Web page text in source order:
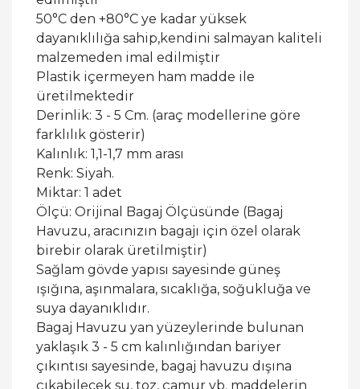
50°C den +80°C ye kadar yüksek
dayanıklılığa sahip,kendini salmayan kaliteli
malzemeden imal edilmiştir
Plastik içermeyen ham madde ile
üretilmektedir
Derinlik: 3 - 5 Cm. (araç modellerine göre
farklılık gösterir)
Kalınlık: 1,1-1,7 mm arası
Renk: Siyah.
Miktar: 1 adet
Ölçü: Orijinal Bagaj Ölçüsünde (Bagaj
Havuzu, aracınızın bagajı için özel olarak
birebir olarak üretilmiştir)
Sağlam gövde yapısı sayesinde güneş
ışığına, aşınmalara, sıcaklığa, soğukluğa ve
suya dayanıklıdır.
Bagaj Havuzu yan yüzeylerinde bulunan
yaklaşık 3 - 5 cm kalınlığından bariyer
çıkıntısı sayesinde, bagaj havuzu dışına
çıkabilecek su, toz, çamur vb. maddelerin